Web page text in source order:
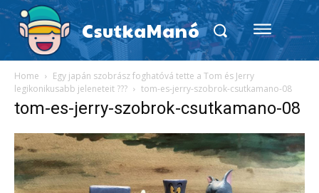
CsutkaManó
Home
Egy japán szobrász foghatóvá tette a Tom és Jerry
legikonikusabb jeleneteit ???
tom-es-jerry-szobrok-csutkamano-08
tom-es-jerry-szobrok-csutkamano-08